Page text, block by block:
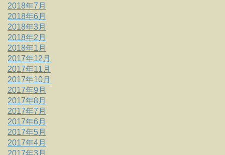
2018年7月
2018年6月
2018年3月
2018年2月
2018年1月
2017年12月
2017年11月
2017年10月
2017年9月
2017年8月
2017年7月
2017年6月
2017年5月
2017年4月
2017年3月